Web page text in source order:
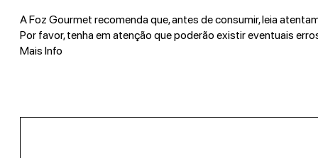
A Foz Gourmet recomenda que, antes de consumir, leia
Por favor, tenha em atenção que poderão existir eventuais
Mais Info